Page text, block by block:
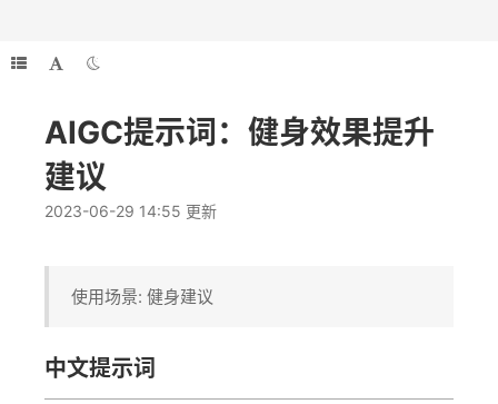
AIGC提示词：健身效果提升
建议
2023-06-29 14:55 更新
使用场景: 健身建议
中文提示词